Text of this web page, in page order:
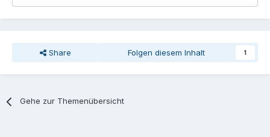
Share Folgen diesem Inhalt 1
Gehe zur Themenübersicht